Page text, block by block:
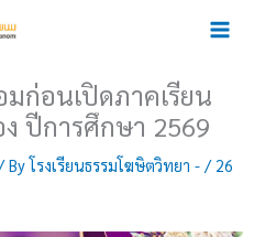
ก่อนเปิดภาคเรียน
ปีการศึกษา 2569
Byโรงเรียนธรรมโฆษิตวิทยา - / 26